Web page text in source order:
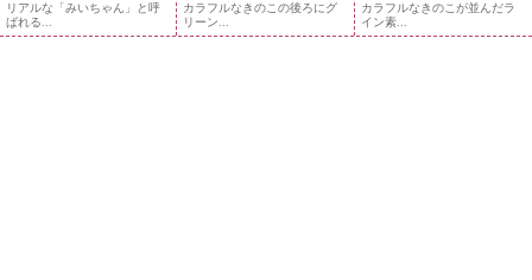
リアルな「みいちゃん」と呼
ばれる...
カラフルなきのこの後ろにグ
リーン...
カラフルなきのこが並んだラ
イン素...